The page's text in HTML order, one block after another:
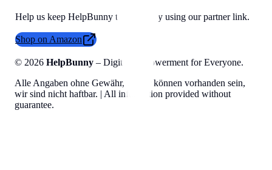
Help us keep HelpBunny tools free by using our partner link.
Shop on Amazon
© 2026 HelpBunny – Digital Empowerment for Everyone.
Alle Angaben ohne Gewähr, Fehler können vorhanden sein,
wir sind nicht haftbar. | All information provided without
guarantee.